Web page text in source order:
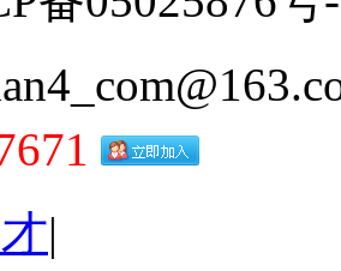
|